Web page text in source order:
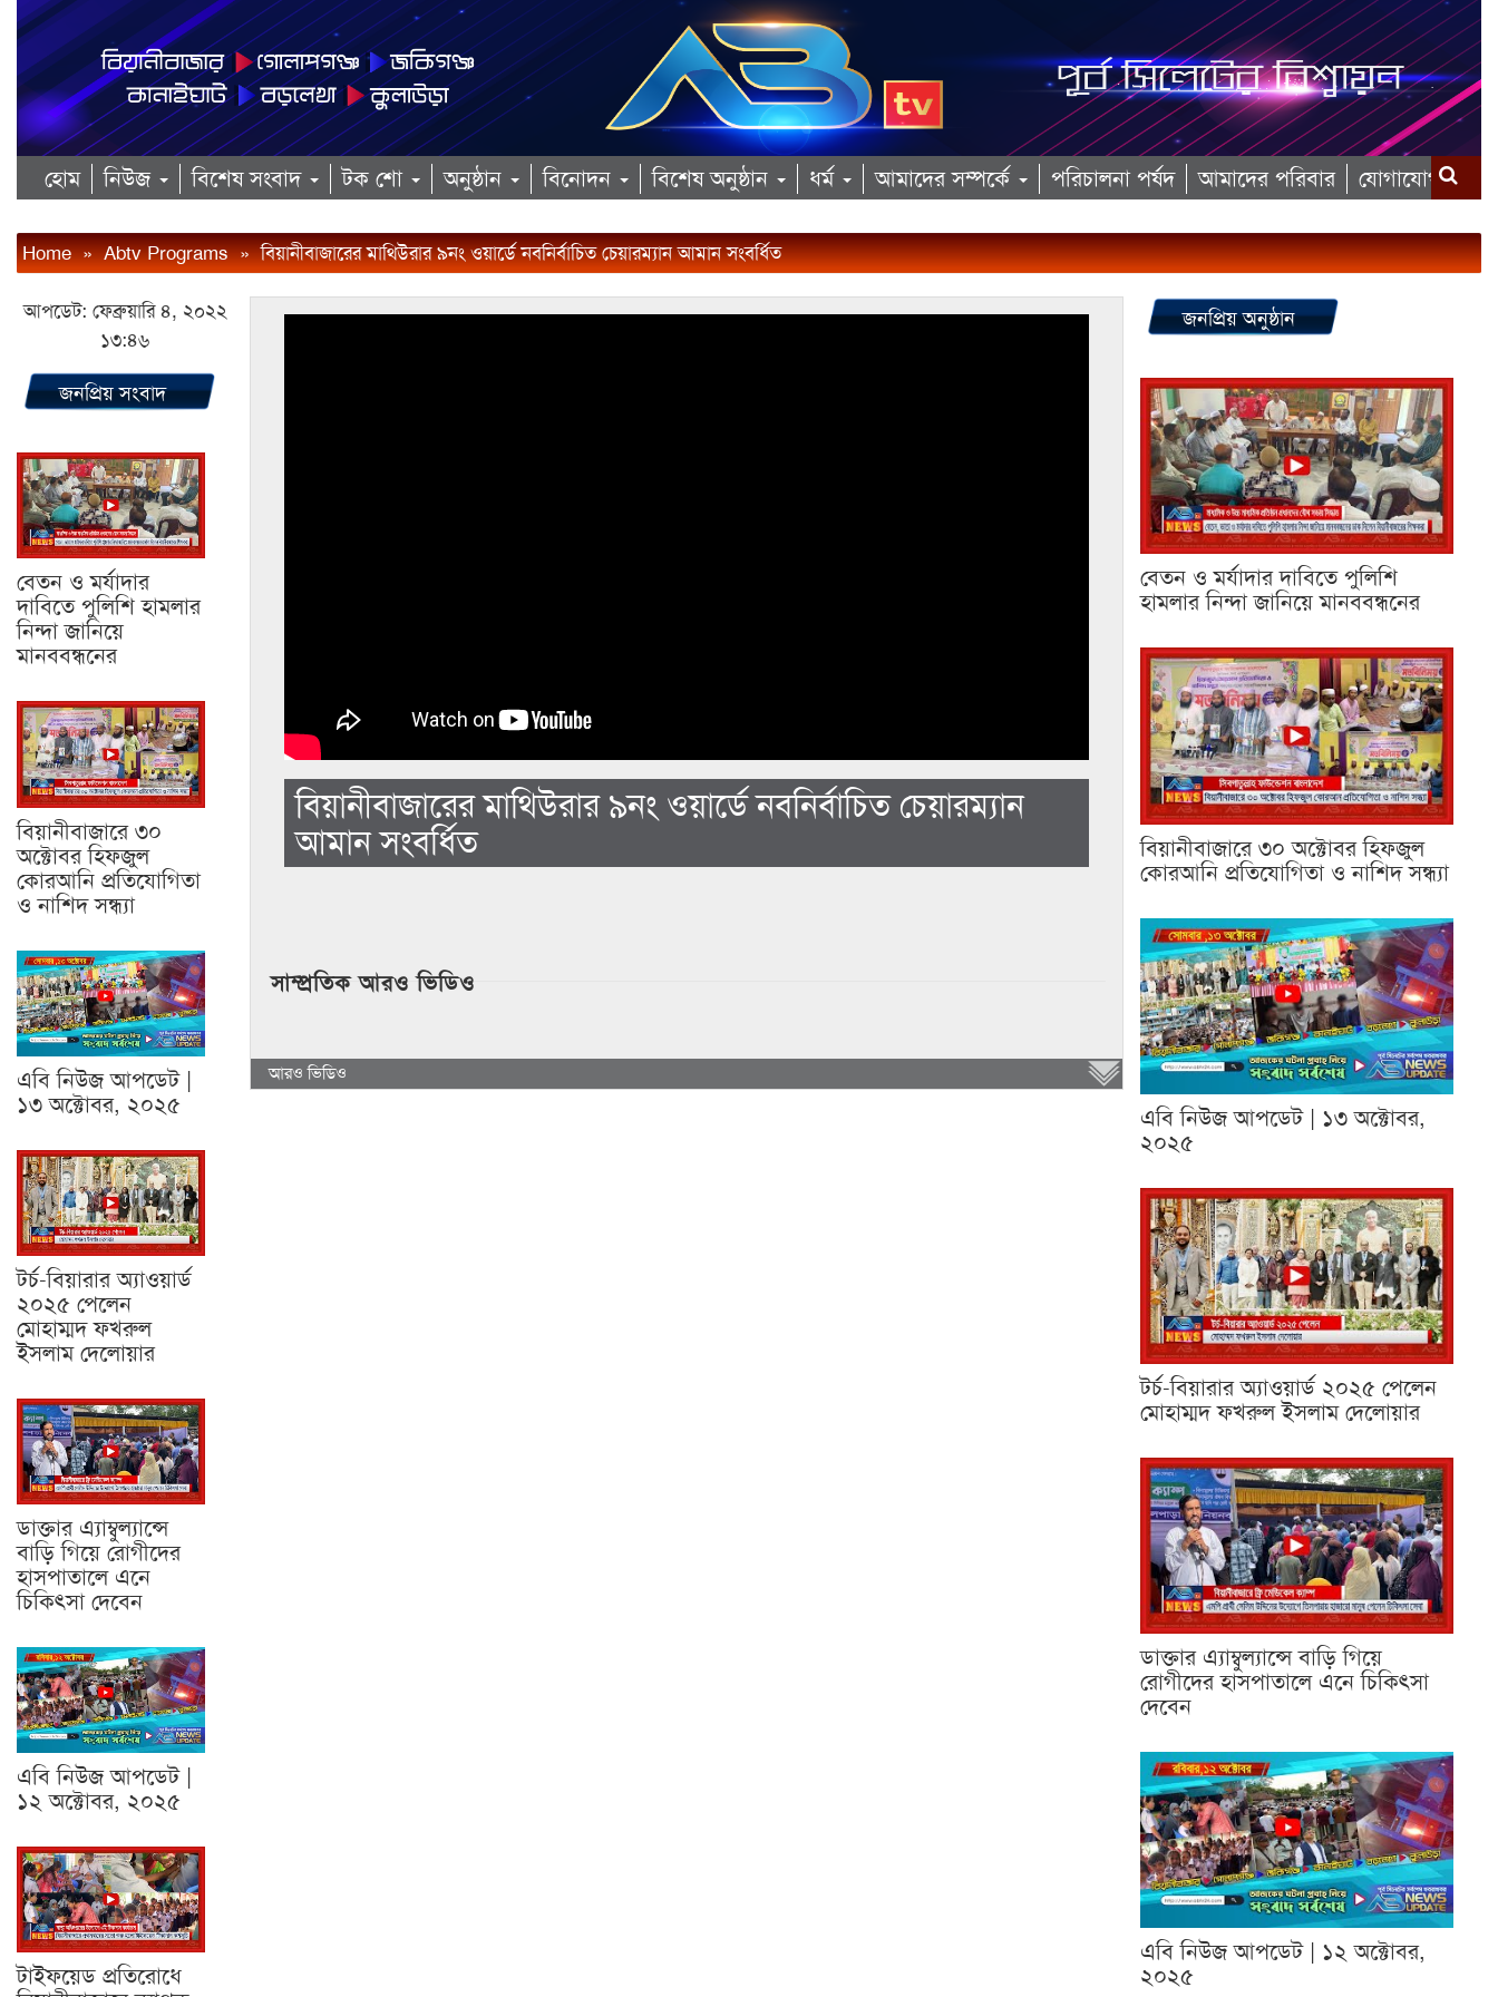
হোম নিউজ বিশেষ সংবাদ টক শো অনুষ্ঠান বিনোদন বিশেষ অনুষ্ঠান ধর্ম আমাদের সম্পর্কে পরিচালনা পর্ষদ আমাদের পরিবার যোগাযোগ
Home » Abtv Programs » বিয়ানীবাজারের মাথিউরার ৯নং ওয়ার্ডে নবনির্বাচিত চেয়ারম্যান আমান সংবর্ধিত
আপডেট: ফেব্রুয়ারি ৪, ২০২২
১৩:৪৬
জনপ্রিয় সংবাদ
বেতন ও মর্যাদার
দাবিতে পুলিশি হামলার
নিন্দা জানিয়ে
মানববন্ধনের
বিয়ানীবাজারে ৩০
অক্টোবর হিফজুল
কোরআনি প্রতিযোগিতা
ও নাশিদ সন্ধ্যা
এবি নিউজ আপডেট |
১৩ অক্টোবর, ২০২৫
টর্চ-বিয়ারার অ্যাওয়ার্ড
২০২৫ পেলেন
মোহাম্মদ ফখরুল
ইসলাম দেলোয়ার
ডাক্তার এ্যাম্বুল্যান্সে
বাড়ি গিয়ে রোগীদের
হাসপাতালে এনে
চিকিৎসা দেবেন
এবি নিউজ আপডেট |
১২ অক্টোবর, ২০২৫
টাইফয়েড প্রতিরোধে
বিয়ানীবাজারের মাথিউরার ৯নং ওয়ার্ডে নবনির্বাচিত চেয়ারম্যান
আমান সংবর্ধিত
সাম্প্রতিক আরও ভিডিও
আরও ভিডিও
জনপ্রিয় অনুষ্ঠান
বেতন ও মর্যাদার দাবিতে পুলিশি
হামলার নিন্দা জানিয়ে মানববন্ধনের
বিয়ানীবাজারে ৩০ অক্টোবর হিফজুল
কোরআনি প্রতিযোগিতা ও নাশিদ সন্ধ্যা
এবি নিউজ আপডেট | ১৩ অক্টোবর,
২০২৫
টর্চ-বিয়ারার অ্যাওয়ার্ড ২০২৫ পেলেন
মোহাম্মদ ফখরুল ইসলাম দেলোয়ার
ডাক্তার এ্যাম্বুল্যান্সে বাড়ি গিয়ে
রোগীদের হাসপাতালে এনে চিকিৎসা
দেবেন
এবি নিউজ আপডেট | ১২ অক্টোবর,
২০২৫